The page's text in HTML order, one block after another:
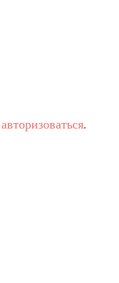
авторизоваться.